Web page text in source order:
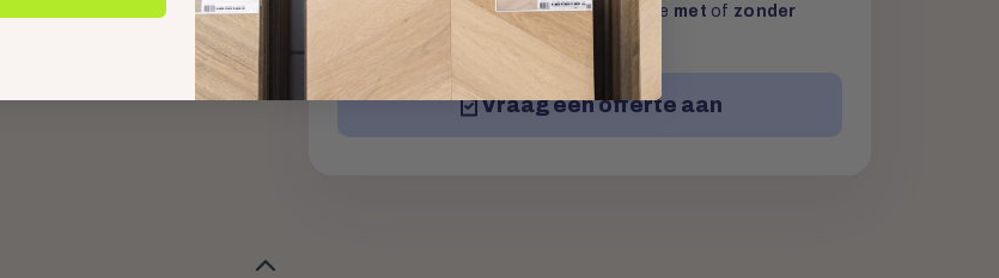
Binnen 1 werkdag een vrijblijvende offerte met of zonder
Vraag een offerte aan